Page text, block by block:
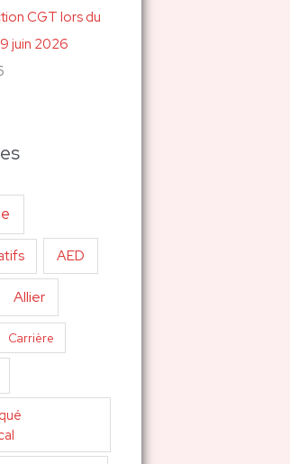
CGT lors du
juin 2026
AED
Allier
Carrière